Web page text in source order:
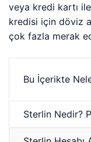
veya kredi kartı
kredisi için döviz
çok fazla merak
Bu İçerikte
Sterlin Nedir?